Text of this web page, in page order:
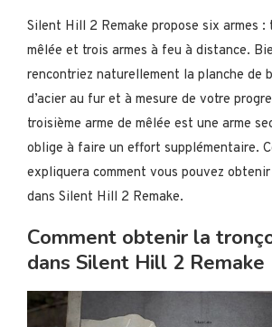
Silent Hill 2 Remake propose six armes :
mêlée et trois armes à feu à distance.
rencontriez naturellement la planche de
d’acier au fur et à mesure de votre
troisième arme de mêlée est une arme
oblige à faire un effort supplémentaire.
expliquera comment vous pouvez
dans Silent Hill 2 Remake.
Comment obtenir la
dans Silent Hill 2 Remake